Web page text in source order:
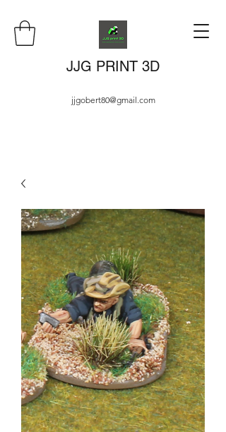
JJG PRINT 3D
jjgobert80@gmail.com